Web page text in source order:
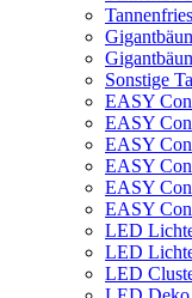
Sonstige
EASY
EASY
EASY
EASY
EASY
EASY
LED
LED
LED